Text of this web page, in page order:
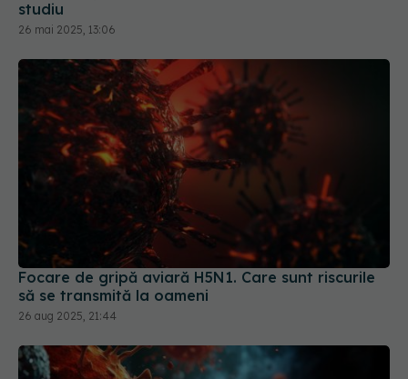
studiu
26 mai 2025, 13:06
Focare de gripă aviară H5N1. Care sunt riscurile
să se transmită la oameni
26 aug 2025, 21:44